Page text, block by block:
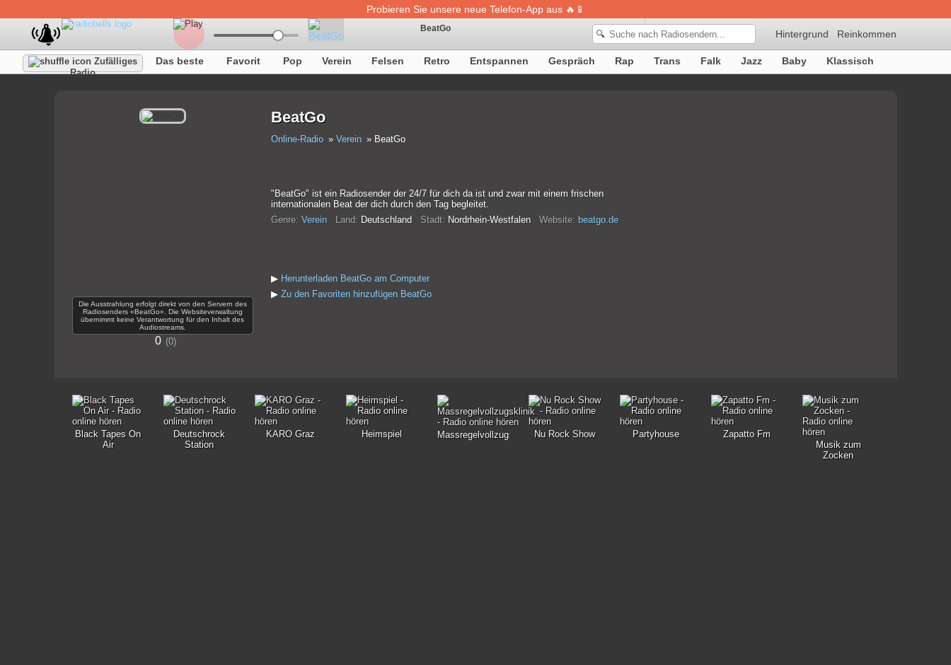
Probieren Sie unsere neue Telefon-App aus 🔥📱
Reinkommen
Hintergrund
🔍
BeatGo
Zufälliges
Radio
Das beste Favorit Pop Verein Felsen Retro Entspannen Gespräch Rap Trans Falk Jazz Baby Klassisch
Die Ausstrahlung erfolgt direkt von den Servern des
Radiosenders «BeatGo». Die Websiteverwaltung
übernimmt keine Verantwortung für den Inhalt des
Audiostreams.
0 0
BeatGo
Online-Radio Verein BeatGo
"BeatGo" ist ein Radiosender der 24/7 für dich da ist und zwar mit einem frischen
internationalen Beat der dich durch den Tag begleitet.
Genre: Verein Land: Deutschland Stadt: Nordrhein-Westfalen Website: beatgo.de
▶ Herunterladen BeatGo am Computer
▶ Zu den Favoriten hinzufügen BeatGo
Black Tapes On
Air
Deutschrock
Station
KARO Graz Heimspiel Massregelvollzugsklinik Nu Rock Show Partyhouse
Zapatto Fm
Musik zum
Zocken